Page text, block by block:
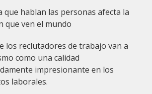
que hablan las personas afecta la
que ven el mundo
los reclutadores de trabajo van a
como una calidad
impresionante en los
laborales.